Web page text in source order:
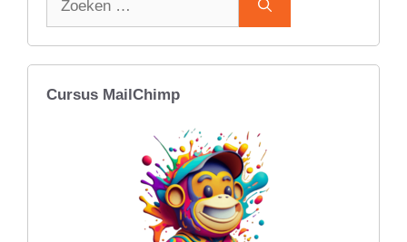
Cursus MailChimp